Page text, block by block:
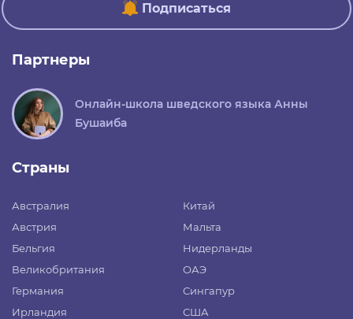
Подписаться
Партнеры
Онлайн-школа шведского языка Анны
Бушаиба
Страны
Австралия
Австрия
Бельгия
Великобритания
Германия
Ирландия
Китай
Мальта
Нидерланды
ОАЭ
Сингапур
США